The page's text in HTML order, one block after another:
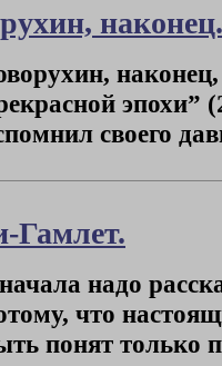
эпохи”
своего
Гамлет.
надо
что
понят только